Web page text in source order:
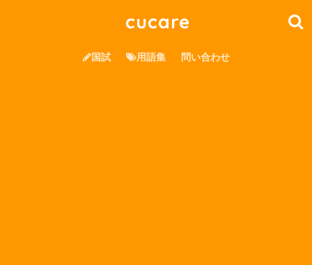
cucare
国試 用語集 問い合わせ